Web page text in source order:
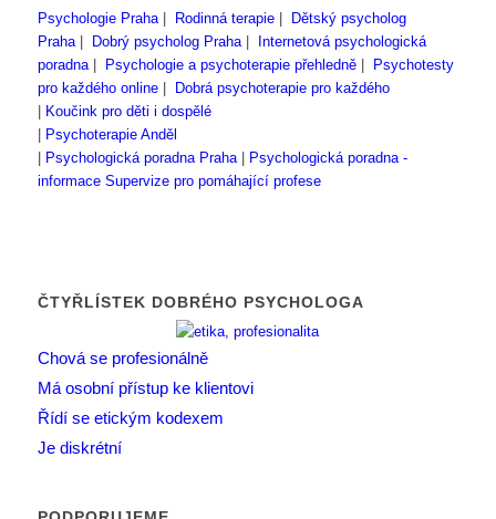
Psychologie Praha| Rodinná terapie|
Dětský psycholog
Praha| Dobrý psycholog Praha|
Internetová psychologická
poradna| Psychologie a psychoterapie přehledně|
Psychotesty
pro každého online|
Dobrá psychoterapie pro každého
Koučink pro děti i dospělé
Psychoterapie Anděl
Psychologická poradna Praha|
Psychologická poradna -
informace Supervize pro pomáhající profese
ČTYŘLÍSTEK DOBRÉHO PSYCHOLOGA
Chová se profesionálně
Má osobní přístup ke klientovi
Řídí se etickým kodexem
Je diskrétní